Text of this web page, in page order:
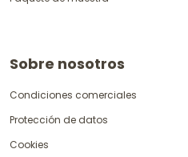
Sobre nosotros
Condiciones comerciales
Protección de datos
Cookies